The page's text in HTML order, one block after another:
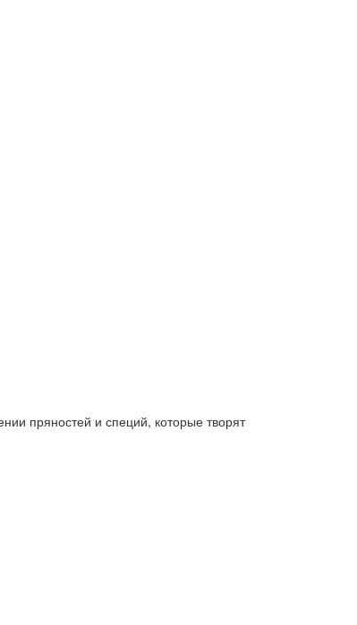
пряностей и специй, которые творят